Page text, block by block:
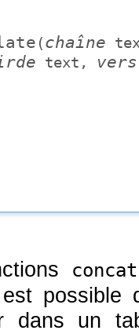
(chaîne
text , vers
concat
possible
dans un